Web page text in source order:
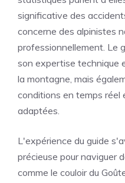
significative des
concerne des alpinistes
professionnellement. Le
son expertise technique
la montagne, mais
conditions en temps réel
adaptées.
L'expérience du guide
précieuse pour naviguer
comme le couloir du